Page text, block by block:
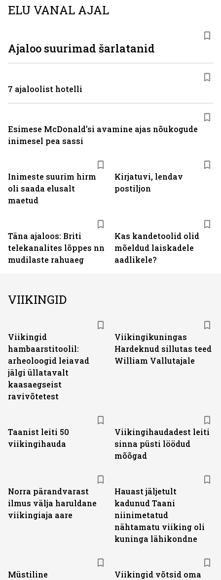
ELU VANAL AJAL
Inimeste suurim hirm
oli saada elusalt
maetud
Kirjatuvi, lendav
postiljon
Täna ajaloos: Briti
telekanalites lõppes nn
mudilaste rahuaeg
Kas kandetoolid olid
mõeldud laiskadele
aadlikele?
Ajaloo suurimad šarlatanid
7 ajaloolist hotelli
Esimese McDonaldʼsi avamine ajas nõukogude
inimesel pea sassi
VIIKINGID
Viikingid
hambaarstitoolil:
arheoloogid leiavad
jälgi üllatavalt
kaasaegseist
ravivõtetest
Viikingikuningas
Hardeknud sillutas teed
William Vallutajale
Taanist leiti 50
viikingihauda
Viikingihaudadest leiti
sinna püsti löödud
mõõgad
Norra pärandvarast
ilmus välja haruldane
viikingiaja aare
Hauast jäljetult
kadunud Taani
niinimetatud
nähtamatu viiking oli
kuninga lähikondne
Müstiline
Viikingid võtsid oma